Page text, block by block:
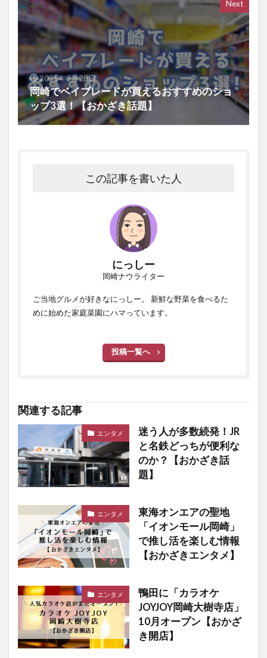
Next
2025年2月28日
岡崎でベイブレードが買えるおすすめのショ
ップ3選！【おかざき話題】
この記事を書いた人
にっしー
岡崎ナウライター
ご当地グルメが好きなにっしー。 新鮮な野菜を食べるた
めに始めた家庭菜園にハマっています。
投稿一覧へ
関連する記事
エンタメ
迷う人が多数続発！JR
と名鉄どっちが便利な
のか？【おかざき話
題】
エンタメ
東海オンエアの聖地
「イオンモール岡崎」
で推し活を楽しむ情報
【おかざきエンタメ】
エンタメ
鴨田に「カラオケ
JOYJOY岡崎大樹寺店」
10月オープン【おかざ
き開店】